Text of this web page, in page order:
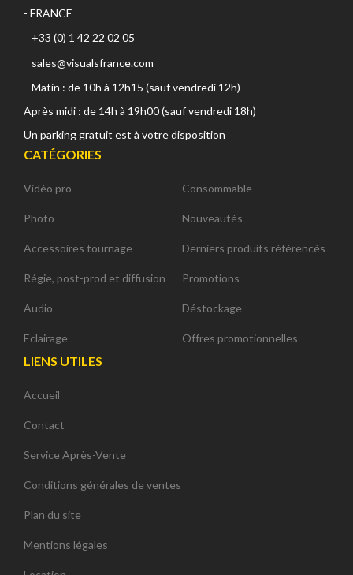
- FRANCE
+33 (0) 1 42 22 02 05
sales@visualsfrance.com
Matin : de 10h à 12h15 (sauf vendredi 12h)
Après midi : de 14h à 19h00 (sauf vendredi 18h)
Un parking gratuit est à votre disposition
CATÉGORIES
Vidéo pro
Photo
Accessoires tournage
Régie, post-prod et diffusion
Audio
Eclairage
Consommable
Nouveautés
Derniers produits référencés
Promotions
Déstockage
Offres promotionnelles
LIENS UTILES
Accueil
Contact
Service Après-Vente
Conditions générales de ventes
Plan du site
Mentions légales